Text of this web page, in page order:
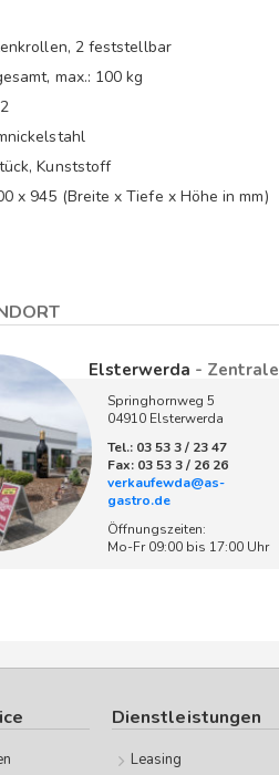
2 feststellbar
max.: 100 kg
Kunststoff
x 945 (Breite x Tiefe x Höhe in mm)
Elsterwerda - Zentrale
Springhornweg 5
04910 Elsterwerda
Tel.: 03 53 3 / 23 47
Fax: 03 53 3 / 26 26
verkaufewda@as-
gastro.de
Öffnungszeiten:
Mo-Fr 09:00 bis 17:00 Uhr
Dienstleistungen
Leasing